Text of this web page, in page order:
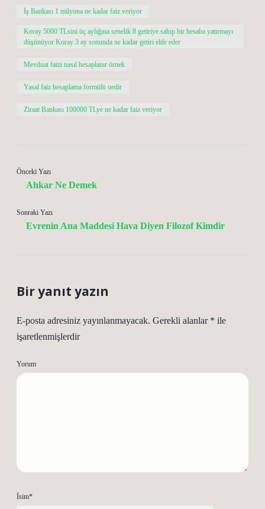
İş Bankası 1 milyona ne kadar faiz veriyor
Koray 5000 TLsini üç aylığına senelik 8 getiriye sahip bir hesaba yatırmayı
düşünüyor Koray 3 ay sonunda ne kadar getiri elde eder
Mevduat faizi nasıl hesaplanır örnek
Yasal faiz hesaplama formülü nedir
Ziraat Bankası 100000 TLye ne kadar faiz veriyor
Önceki Yazı
Ahkar Ne Demek
Sonraki Yazı
Evrenin Ana Maddesi Hava Diyen Filozof Kimdir
Bir yanıt yazın
E-posta adresiniz yayınlanmayacak. Gerekli alanlar * ile
işaretlenmişlerdir
Yorum
İsim*